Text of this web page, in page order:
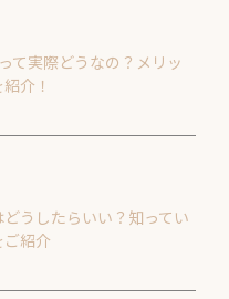
て実際どうなの？メリッ
介！
うしたらいい？知ってい
紹介